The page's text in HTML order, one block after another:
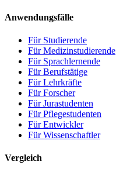
Anwendungsfälle
Für Studierende
Für Medizinstudierende
Für Sprachlernende
Für Berufstätige
Für Lehrkräfte
Für Forscher
Für Jurastudenten
Für Pflegestudenten
Für Entwickler
Für Wissenschaftler
Vergleich